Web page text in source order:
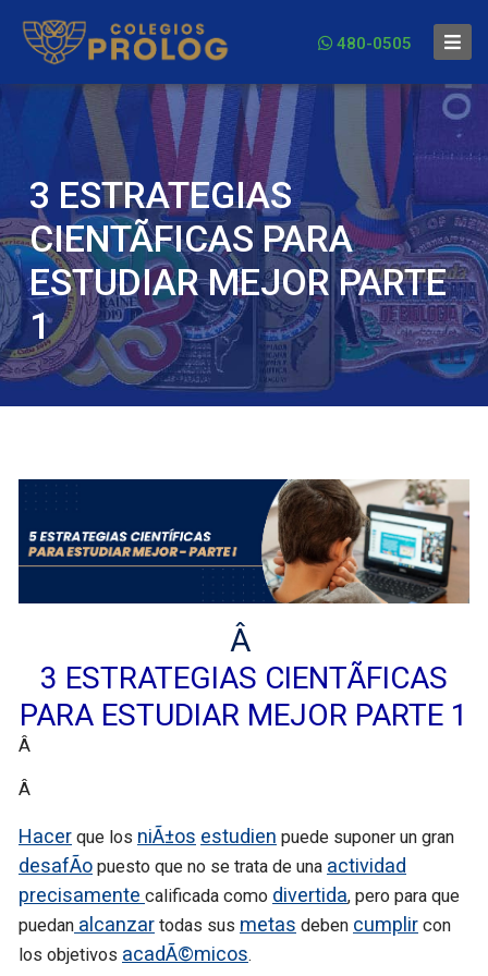
480-0505
3 ESTRATEGIAS
CIENTÃFICAS PARA
ESTUDIAR MEJOR PARTE
1
Â
3 ESTRATEGIAS CIENTÃFICAS
PARA ESTUDIAR MEJOR PARTE 1
Â
Â
Hacer que los niÃ±os estudien puede suponer un gran
desafÃ­o puesto que no se trata de una actividad
precisamente calificada como divertida, pero para que
puedan alcanzar todas sus metas deben cumplir con
los objetivos acadÃ©micos.